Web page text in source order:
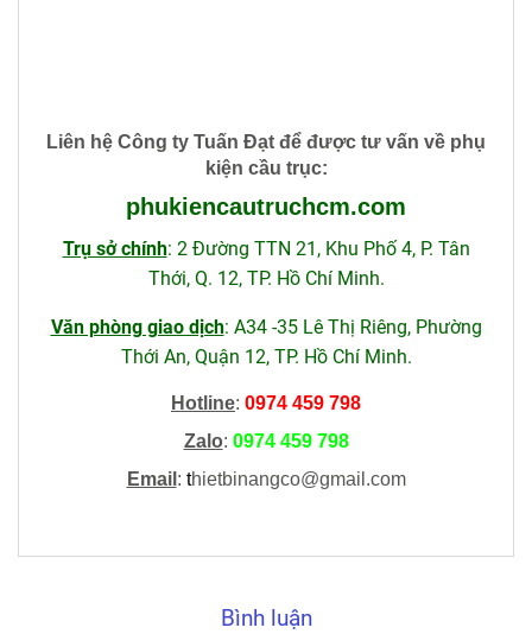
Liên hệ Công ty Tuấn Đạt để được tư vấn về phụ
kiện cầu trục:
phukiencautruchcm.com
Trụ sở chính: 2 Đường TTN 21, Khu Phố 4, P. Tân
Thới, Q. 12, TP. Hồ Chí Minh.
Văn phòng giao dịch: A34 -35 Lê Thị Riêng, Phường
Thới An, Quận 12, TP. Hồ Chí Minh.
Hotline: 0974 459 798
Zalo: 0974 459 798
Email : thietbinangco@gmail.com
Bình luận